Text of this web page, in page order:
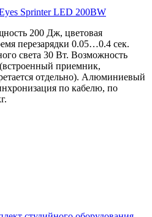
Sprinter LED 200BW
200 Дж, цветовая
перезарядки 0.05…0.4 сек.
света 30 Вт. Возможность
приемник,
отдельно). Алюминиевый
по кабелю, по